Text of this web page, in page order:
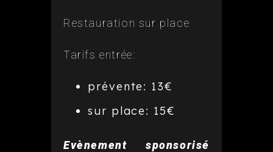
Restauration sur place
Tarifs entrée:
prévente: 13€
sur place: 15€
Evènement sponsorisé